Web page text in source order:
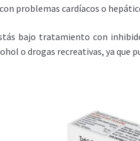
problemas cardíacos o
bajo tratamiento con
o drogas recreativas, ya que